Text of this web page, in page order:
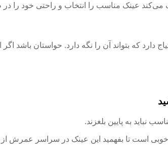
عینک مناسب را انتخاب و راحتی خود را
که بتواند آن را نگه دارد. حواستان باشد اگر
نباید به پایین بلغزند.
است تا بفهمید این عینک در سراسر عمرش